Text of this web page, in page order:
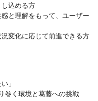
込める方
と理解をもって、ユーザー
変化に応じて前進できる方
」
巻く環境と葛藤への挑戦